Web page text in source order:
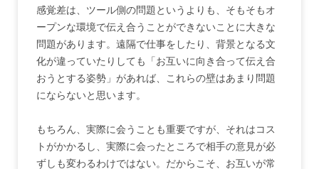
感覚差は、ツール側の問題というよりも、そもそもオ
ープンな環境で伝え合うことができないことに大きな
問題があります。遠隔で仕事をしたり、背景となる文
化が違っていたりしても「お互いに向き合って伝え合
おうとする姿勢」があれば、これらの壁はあまり問題
にならないと思います。
もちろん、実際に会うことも重要ですが、それはコス
トがかかるし、実際に会ったところで相手の意見が必
ずしも変わるわけではない。だからこそ、お互いが常